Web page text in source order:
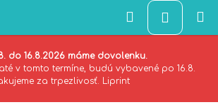
do 16.8.2026 máme dovolenku.
v tomto termíne, budú vybavené po 16.8.
za trpezlivosť. Liprint
Hľadať
KOŠÍK